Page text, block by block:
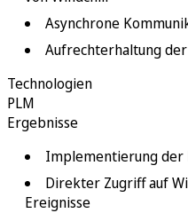
Asynchrone
Aufrechterhaltung
Technologien
PLM
Ergebnisse
Implementierung der
Direkter Zugriff auf
Ereignisse